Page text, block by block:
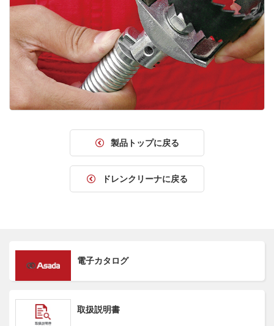
製品トップに戻る
ドレンクリーナに戻る
電子カタログ
取扱説明書